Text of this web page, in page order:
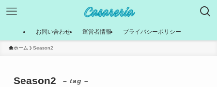
お問い合わせ 運営者情報 プライバシーポリシー
ホーム Season2
Season2 – tag –